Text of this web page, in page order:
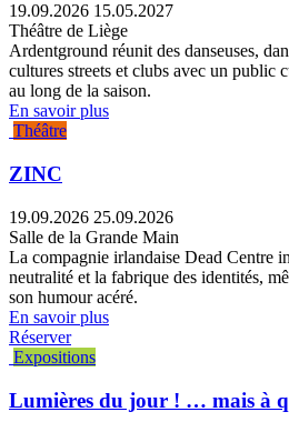
19.09.2026 15.05.2027
Théâtre de Liège
Ardentground réunit des danseuses,
cultures streets et clubs avec un public
au long de la saison.
En savoir plus
Théâtre
ZINC
19.09.2026 25.09.2026
Salle de la Grande Main
La compagnie irlandaise Dead Centre
neutralité et la fabrique des identités,
son humour acéré.
En savoir plus
Réserver
Expositions
Lumières du jour ! … mais à